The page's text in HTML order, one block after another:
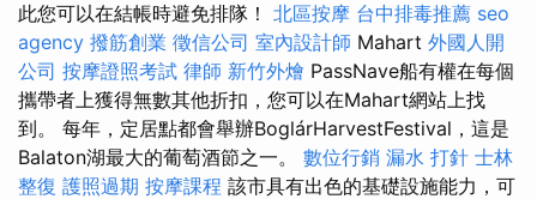
此您可以在結帳時避免排隊！ 北區按摩 台中排毒推薦 seo
agency 撥筋創業 徵信公司 室內設計師 Mahart 外國人開
公司 按摩證照考試 律師 新竹外燴 PassNave船有權在每個
攜帶者上獲得無數其他折扣，您可以在Mahart網站上找
到。 每年，定居點都會舉辦BoglárHarvestFestival，這是
Balaton湖最大的葡萄酒節之一。 數位行銷 漏水 打針 士林
整復 護照過期 按摩課程 該市具有出色的基礎設施能力，可